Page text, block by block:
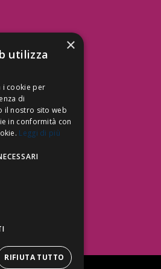
×
utilizza
i cookie per
di
il nostro sito web
in conformità con
Leggi di più
RIFIUTA TUTTO